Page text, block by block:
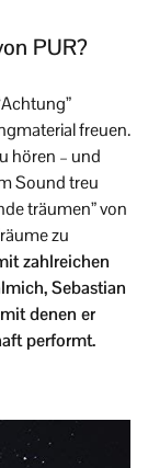
PUR?
freuen.
hören – und
Sound treu
träumen” von
zu
zahlreichen
Sebastian
denen er
performt.